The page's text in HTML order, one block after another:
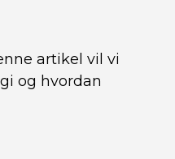
artikel vil vi
og hvordan